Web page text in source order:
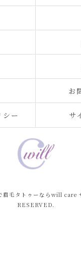
お
シー サ
眉毛タトゥーならwill care
RESERVED.